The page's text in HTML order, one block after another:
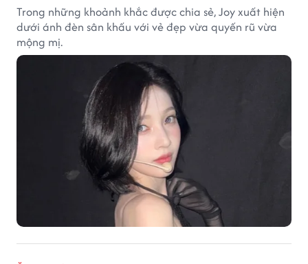
Trong những khoảnh khắc được chia sẻ, Joy xuất hiện
dưới ánh đèn sân khấu với vẻ đẹp vừa quyến rũ vừa
mộng mị.